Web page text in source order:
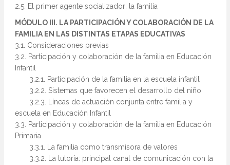
2.5. El primer agente socializador: la familia
MÓDULO III. LA PARTICIPACIÓN Y COLABORACIÓN DE LA
FAMILIA EN LAS DISTINTAS ETAPAS EDUCATIVAS
3.1. Consideraciones previas
3.2. Participación y colaboración de la familia en Educación
Infantil
3.2.1. Participación de la familia en la escuela infantil
3.2.2. Sistemas que favorecen el desarrollo del niño
3.2.3. Líneas de actuación conjunta entre familia y
escuela en Educación Infantil
3.3. Participación y colaboración de la familia en Educación
Primaria
3.3.1. La familia como transmisora de valores
3.3.2. La tutoría: principal canal de comunicación con la